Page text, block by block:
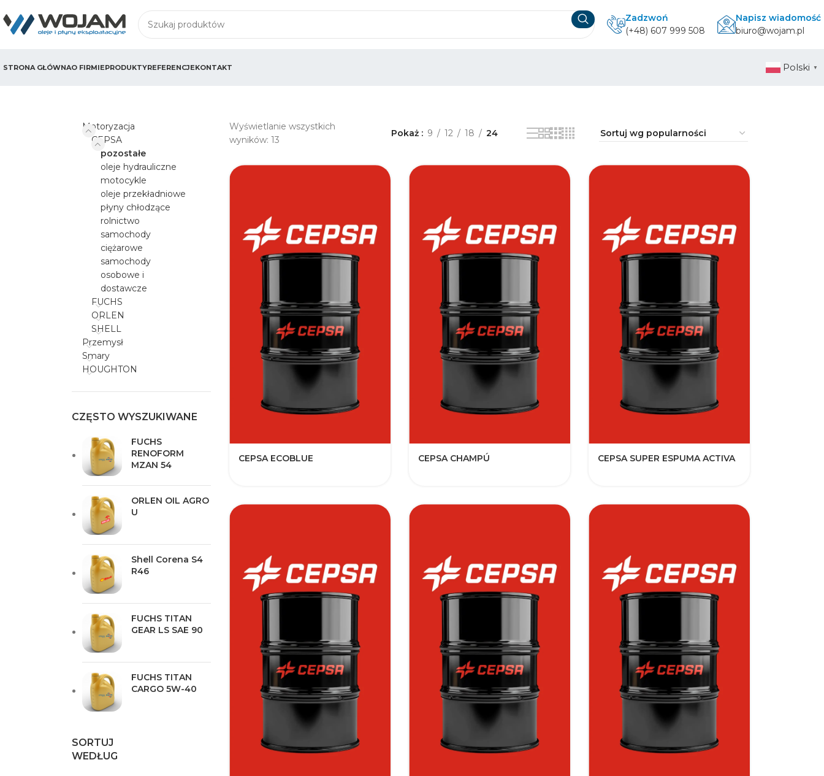
Zadzwoń
(+48) 607 999 508
Napisz wiadomość
biuro@wojam.pl
STRONA GŁÓWNAO FIRMIEPRODUKTYREFERENCJEKONTAKT Polski ▼
Motoryzacja
CEPSA
pozostałe
oleje hydrauliczne
motocykle
oleje przekładniowe
płyny chłodzące
rolnictwo
samochody
ciężarowe
samochody
osobowe i
dostawcze
FUCHS
ORLEN
SHELL
Przemysł
Smary
HOUGHTON
CZĘSTO WYSZUKIWANE
FUCHS
RENOFORM
MZAN 54
ORLEN OIL AGRO
U
Shell Corena S4
R46
FUCHS TITAN
GEAR LS SAE 90
FUCHS TITAN
CARGO 5W-40
SORTUJ
WEDŁUG
Wyświetlanie wszystkich
wyników: 13
Pokaż 9 12 18 24
CEPSA ECOBLUE CEPSA CHAMPÚ CEPSA SUPER ESPUMA ACTIVA